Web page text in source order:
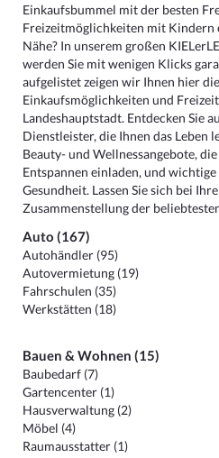
Einkaufsbummel mit der besten
Freizeitmöglichkeiten mit Kindern
Nähe? In unserem großen
werden Sie mit wenigen Klicks
aufgelistet zeigen wir Ihnen hier
Einkaufsmöglichkeiten und
Landeshauptstadt. Entdecken Sie
Dienstleister, die Ihnen das Leben
Beauty- und Wellnessangebote,
Entspannen einladen, und
Gesundheit. Lassen Sie sich bei
Zusammenstellung der
Auto (167)
Autohändler (95)
Autovermietung (19)
Fahrschulen (35)
Werkstätten (18)
Bauen & Wohnen (15)
Baubedarf (7)
Gartencenter (1)
Hausverwaltung (2)
Möbel (4)
Raumausstatter (1)